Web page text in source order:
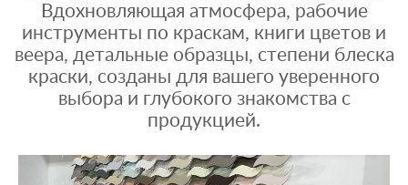
Вдохновляющая атмосфера, рабочие
инструменты по краскам, книги цветов и
веера, детальные образцы, степени блеска
краски, созданы для вашего уверенного
выбора и глубокого знакомства с
продукцией.